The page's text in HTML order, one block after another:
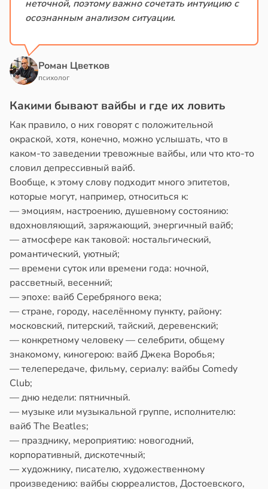
неточной, поэтому важно сочетать интуицию с
осознанным анализом ситуации.
Роман Цветков
психолог
Какими бывают вайбы и где их ловить
Как правило, о них говорят с положительной
окраской, хотя, конечно, можно услышать, что в
каком-то заведении тревожные вайбы, или что кто-то
словил депрессивный вайб.
Вообще, к этому слову подходит много эпитетов,
которые могут, например, относиться к:
— эмоциям, настроению, душевному состоянию:
вдохновляющий, заряжающий, энергичный вайб;
— атмосфере как таковой: ностальгический,
романтический, уютный;
— времени суток или времени года: ночной,
рассветный, весенний;
— эпохе: вайб Серебряного века;
— стране, городу, населённому пункту, району:
московский, питерский, тайский, деревенский;
— конкретному человеку — селебрити, общему
знакомому, киногерою: вайб Джека Воробья;
— телепередаче, фильму, сериалу: вайбы Comedy
Club;
— дню недели: пятничный.
— музыке или музыкальной группе, исполнителю:
вайб The Beatles;
— празднику, мероприятию: новогодний,
корпоративный, дискотечный;
— художнику, писателю, художественному
произведению: вайбы сюрреалистов, Достоевского,